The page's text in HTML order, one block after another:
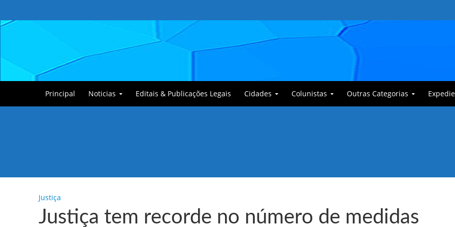
Principal Noticias Editais & Publicações Legais Cidades Colunistas Outras Categorias
Justiça
Justiça tem recorde no número de medidas